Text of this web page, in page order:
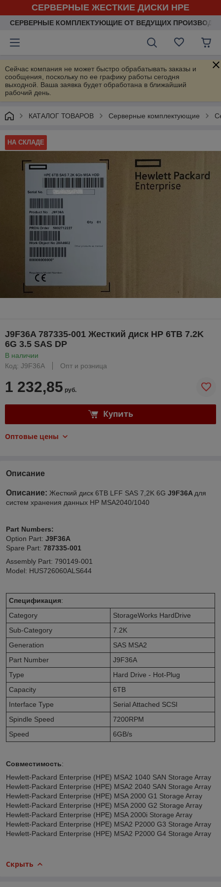
СЕРВЕРНЫЕ ЖЕСТКИЕ ДИСКИ HPE
СЕРВЕРНЫЕ КОМПЛЕКТУЮЩИЕ ОТ ВЕДУЩИХ
Сейчас компания не может быстро обрабатывать заказы и
сообщения, поскольку по ее графику работы сегодня
выходной. Ваша заявка будет обработана в ближайший
рабочий день.
КАТАЛОГ ТОВАРОВ Серверные комплектующие
НА СКЛАДЕ
J9F36A 787335-001 Жесткий диск HP 6TB 7.2K
6G 3.5 SAS DP
В наличии
Код: J9F36A
Опт и розница
1 232,85 руб.
Купить
Оптовые цены
Описание
Описание: Жесткий диск 6TB LFF SAS 7,2K 6G J9F36A для
систем хранения данных HP MSA2040/1040
Part Numbers:
Option Part: J9F36A
Spare Part: 787335-001
Assembly Part: 790149-001
Model: HUS726060ALS644
Спецификация:
Category
StorageWorks HardDrive
Sub-Category
7.2K
Generation
SAS MSA2
Part Number
J9F36A
Type
Hard Drive - Hot-Plug
Capacity
6TB
Interface Type
Serial Attached SCSI
Spindle Speed
7200RPM
Speed
6GB/s
Совместимость:
Hewlett-Packard Enterprise (HPE) MSA2 1040 SAN Storage Array
Hewlett-Packard Enterprise (HPE) MSA2 2040 SAN Storage Array
Hewlett-Packard Enterprise (HPE) MSA 2000 G1 Storage Array
Hewlett-Packard Enterprise (HPE) MSA 2000 G2 Storage Array
Hewlett-Packard Enterprise (HPE) MSA 2000i Storage Array
Hewlett-Packard Enterprise (HPE) MSA2 P2000 G3 Storage Array
Hewlett-Packard Enterprise (HPE) MSA2 P2000 G4 Storage Array
Скрыть